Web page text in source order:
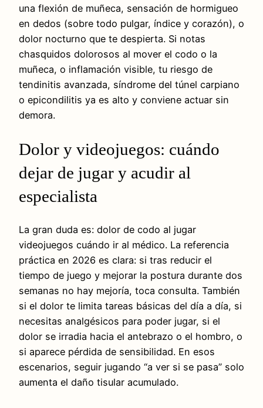
una flexión de muñeca, sensación de hormigueo
en dedos (sobre todo pulgar, índice y corazón), o
dolor nocturno que te despierta. Si notas
chasquidos dolorosos al mover el codo o la
muñeca, o inflamación visible, tu riesgo de
tendinitis avanzada, síndrome del túnel carpiano
o epicondilitis ya es alto y conviene actuar sin
demora.
Dolor y videojuegos: cuándo
dejar de jugar y acudir al
especialista
La gran duda es: dolor de codo al jugar
videojuegos cuándo ir al médico. La referencia
práctica en 2026 es clara: si tras reducir el
tiempo de juego y mejorar la postura durante dos
semanas no hay mejoría, toca consulta. También
si el dolor te limita tareas básicas del día a día, si
necesitas analgésicos para poder jugar, si el
dolor se irradia hacia el antebrazo o el hombro, o
si aparece pérdida de sensibilidad. En esos
escenarios, seguir jugando “a ver si se pasa” solo
aumenta el daño tisular acumulado.